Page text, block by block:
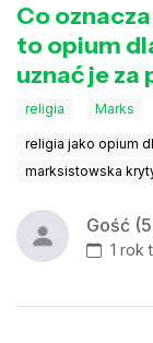
Co
to opium
uznać je za
religia Marks
religia jako opium
marksistowska
Gość
1 rok